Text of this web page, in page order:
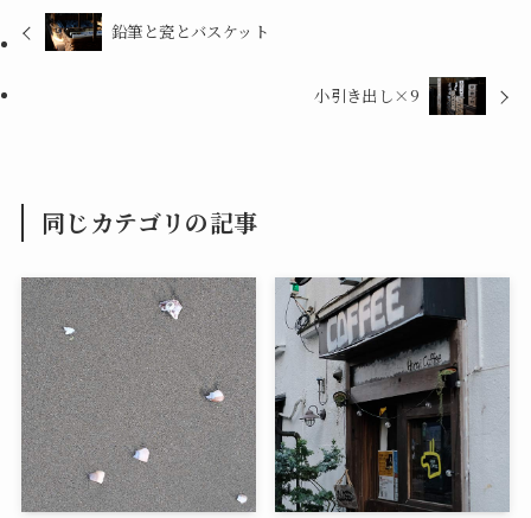
鉛筆と瓷とバスケット
小引き出し×9
同じカテゴリの記事